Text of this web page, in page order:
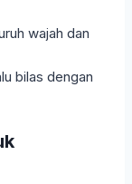
wajah dan
bilas dengan